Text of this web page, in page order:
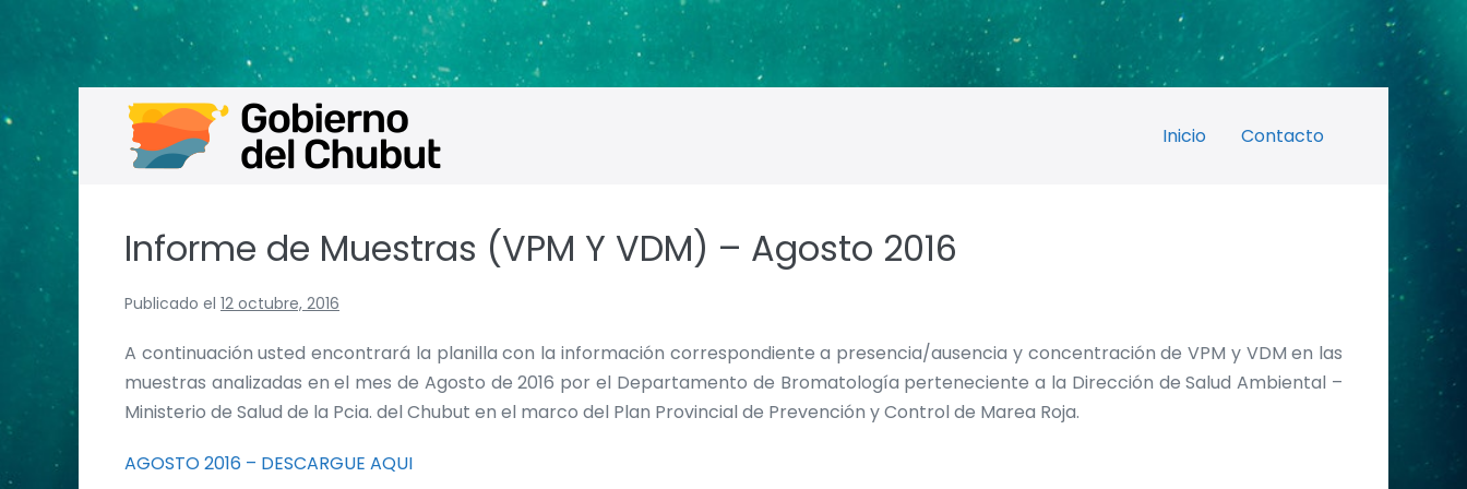
al
contenido
Inicio Contacto
Informe de Muestras (VPM Y VDM) – Agosto 2016
Publicado el 12 octubre, 2016
A continuación usted encontrará la planilla con la información correspondiente a presencia/ausencia y concentración de VPM y VDM en las
muestras analizadas en el mes de Agosto de 2016 por el Departamento de Bromatología perteneciente a la Dirección de Salud Ambiental –
Ministerio de Salud de la Pcia. del Chubut en el marco del Plan Provincial de Prevención y Control de Marea Roja.
AGOSTO 2016 – DESCARGUE AQUI